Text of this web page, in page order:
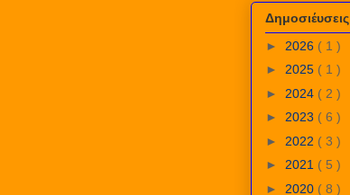
Δημοσιέυσεις
► 2026 ( 1 )
► 2025 ( 1 )
► 2024 ( 2 )
► 2023 ( 6 )
► 2022 ( 3 )
► 2021 ( 5 )
► 2020 ( 8 )